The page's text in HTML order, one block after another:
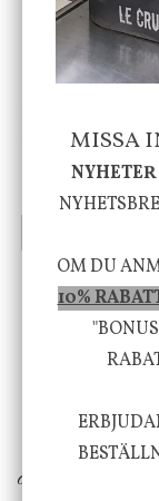
Skål, Hands
635 kr795 kr
Vi vill
erbjuder vi
ökar trivsel i
MISSA
OM DU
10%